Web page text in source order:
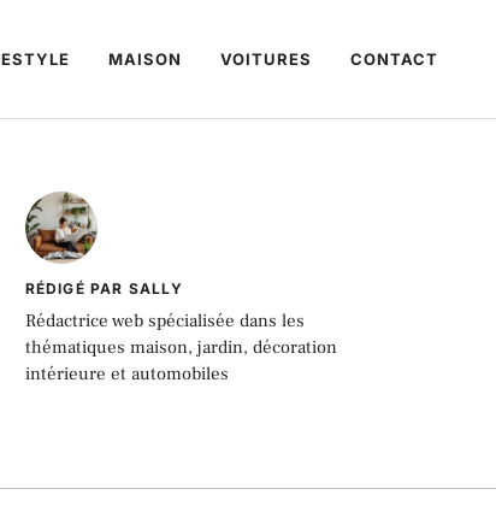
MAISON VOITURES CONTACT
RÉDIGÉ PAR SALLY
Rédactrice web spécialisée dans les
thématiques maison, jardin, décoration
intérieure et automobiles